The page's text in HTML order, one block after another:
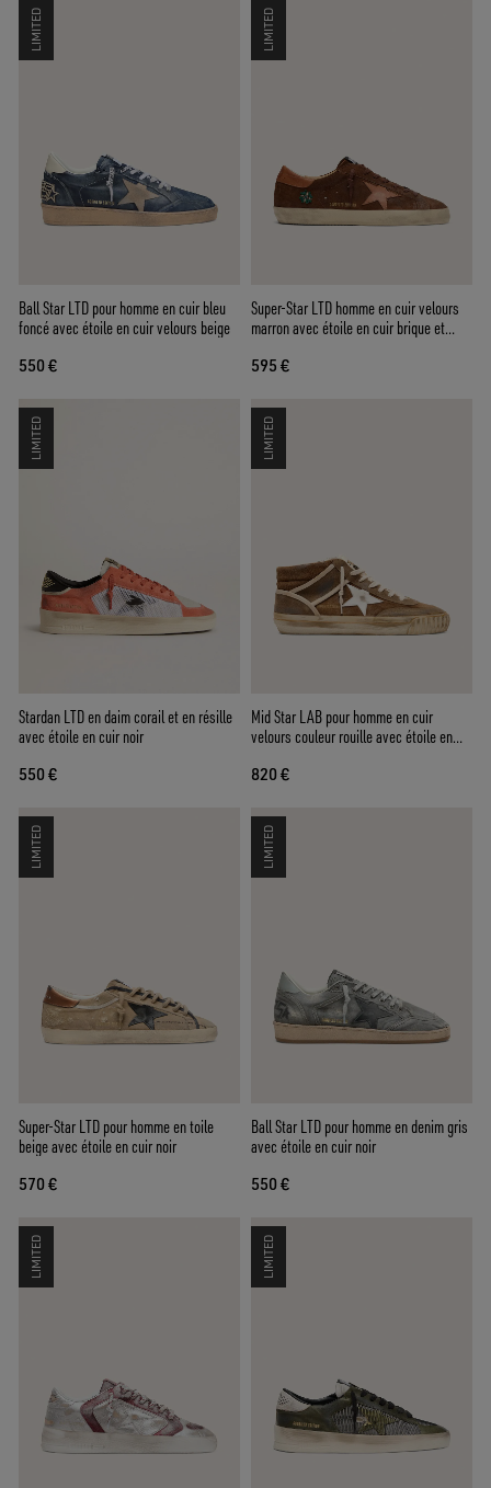
LIMITED
Ball Star LTD pour homme en cuir bleu
foncé avec étoile en cuir velours beige
550 €
LIMITED
Super-Star LTD homme en cuir velours
marron avec étoile en cuir brique et
595 €
LIMITED
Stardan LTD en daim corail et en résille
avec étoile en cuir noir
550 €
LIMITED
Mid Star LAB pour homme en cuir
velours couleur rouille avec étoile en
820 €
LIMITED
Super-Star LTD pour homme en toile
beige avec étoile en cuir noir
570 €
LIMITED
Ball Star LTD pour homme en denim gris
avec étoile en cuir noir
550 €
LIMITED LIMITED